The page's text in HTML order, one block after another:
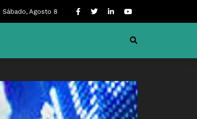
Sábado, Agosto 8